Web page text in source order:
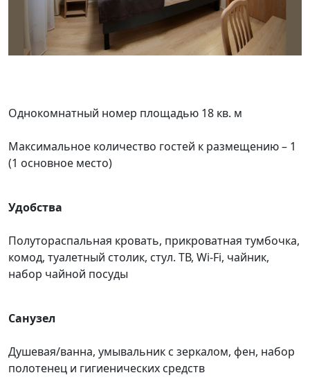
Однокомнатный номер площадью 18 кв. м
Максимальное количество гостей к размещению – 1
(1 основное место)
Удобства
Полутораспальная кровать, прикроватная тумбочка,
комод, туалетный столик, стул. ТВ, Wi-Fi, чайник,
набор чайной посуды
Санузел
Душевая/ванна, умывальник с зеркалом, фен, набор
полотенец и гигиенических средств